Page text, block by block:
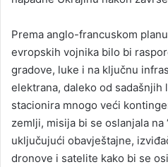
Prema anglo-francuskom
evropskih vojnika bilo bi
gradove, luke i na ključnu
elektrana, daleko od sadašnjih
stacionira mnogo veći
zemlji, misija bi se oslanjala na
uključujući obavještajne,
dronove i satelite kako bi se